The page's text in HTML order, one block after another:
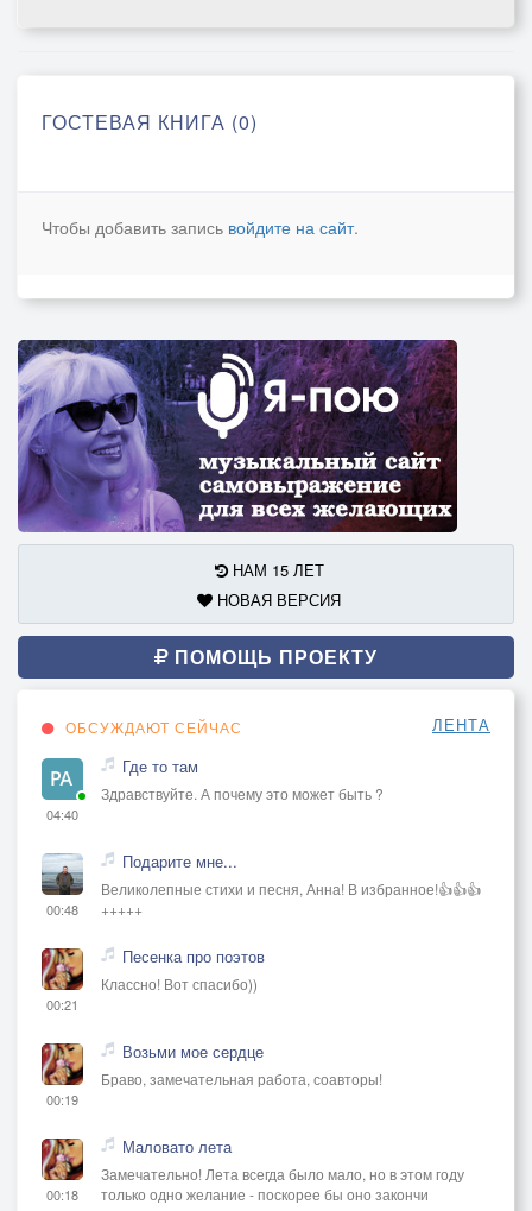
ГОСТЕВАЯ КНИГА (0)
Чтобы добавить запись войдите на сайт.
НАМ 15 ЛЕТ
НОВАЯ ВЕРСИЯ
ПОМОЩЬ ПРОЕКТУ
ОБСУЖДАЮТ СЕЙЧАС ЛЕНТА
04:40
Где то там
Здравствуйте. А почему это может быть ?
00:48
Подарите мне...
Великолепные стихи и песня, Анна! В избранное!👍👍👍
+++++
00:21
Песенка про поэтов
Классно! Вот спасибо))
00:19
Возьми мое сердце
Браво, замечательная работа, соавторы!
00:18
Маловато лета
Замечательно! Лета всегда было мало, но в этом году
только одно желание - поскорее бы оно закончи